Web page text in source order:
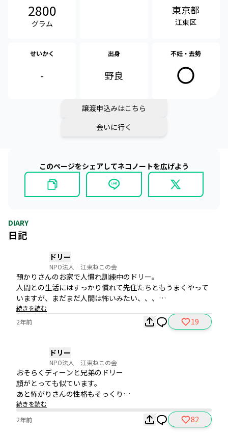
2800
グラム
東京都
江東区
せいかく
-
出身
野良
不妊・去勢
譲渡申込みはこちら
会いに行く
このページをシェアしてネコノートを広げよう
DIARY
日記
ドリー
NPO法人 江東ねこの会
預かりさんのお家で人慣れ訓練中のドリー。
人間との生活にはすっかり慣れて先住たちともうまくやって
いますが、まだまだ人間は怖いみたい、、、
少しずつ少しずつ、距離が近づいているなと思っていた頃、
面会のお申し込みが💖
猫ちゃんを飼うのは初めての方ですが、ドリーの可愛さに一
たくさん撫でてもらって、良かったね✨
続きを読む
2年前
19
ドリー
NPO法人 江東ねこの会
おそらくディーンと兄弟のドリー
顔がとっても似ています。
あと怖がりさんの性格もそっくり。
ドリーも人慣れ訓練中。
続きを読む
2年前
82